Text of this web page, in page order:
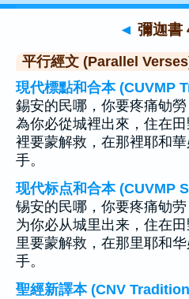
◄ 彌迦書
平行經文 (Parallel
現代標點和合本 (CUVMP
錫安的民哪，你要疼痛劬
為你必從城裡出來，住在
裡要蒙解救，在那裡耶和
手。
现代标点和合本 (CUVMP
锡安的民哪，你要疼痛劬
为你必从城里出来，住在
里要蒙解救，在那里耶和
手。
聖經新譯本 (CNV